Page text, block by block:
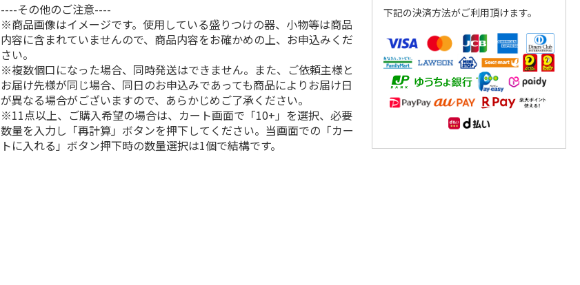
----その他のご注意----
※商品画像はイメージです。使用している盛りつけの器、小物等は商品
内容に含まれていませんので、商品内容をお確かめの上、お申込みくだ
さい。
※複数個口になった場合、同時発送はできません。また、ご依頼主様と
お届け先様が同じ場合、同日のお申込みであっても商品によりお届け日
が異なる場合がございますので、あらかじめご了承ください。
※11点以上、ご購入希望の場合は、カート画面で「10+」を選択、必要
数量を入力し「再計算」ボタンを押下してください。当画面での「カー
トに入れる」ボタン押下時の数量選択は1個で結構です。
下記の決済方法がご利用頂けます。